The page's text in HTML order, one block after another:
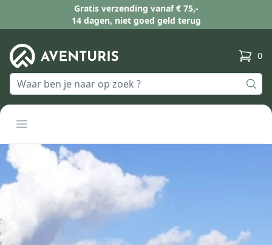
Gratis verzending vanaf € 75,-
14 dagen, niet goed geld terug
0
Open menu